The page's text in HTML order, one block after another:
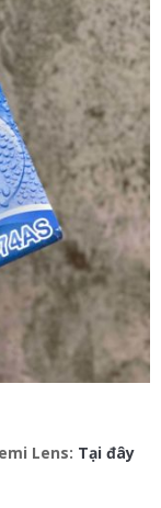
Lens: Tại đây